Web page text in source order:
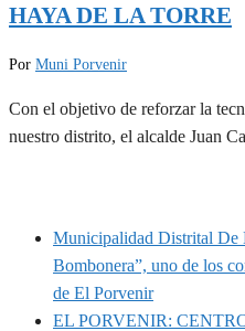
HAYA DE LA TORRE
Por Muni Porvenir
Con el objetivo de reforzar la
nuestro distrito, el alcalde Juan
Municipalidad Distrital De
Bombonera”, uno de los
de El Porvenir
EL PORVENIR: